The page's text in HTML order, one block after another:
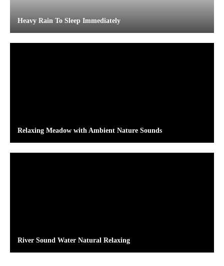
Heavy Rain To Sleep Immediately
Relaxing Meadow with Ambient Nature Sounds
River Sound Water Natural Relaxing